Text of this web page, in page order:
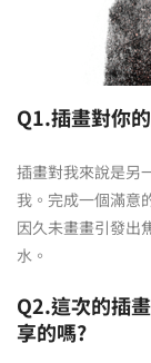
Q1.插畫對你
插畫對我來說是另
我。完成一個滿意
因久未畫畫引發出
水。
Q2.這次的插
享的嗎?